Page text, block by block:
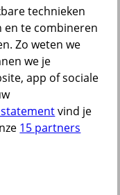
technieken
en te combineren
Zo weten we
we je
app of sociale
vind je
15 partners